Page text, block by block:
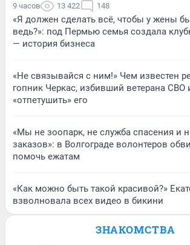
9 часов 13 422 148
«Я должен сделать всё, чтобы у жены
ведь?»: под Пермью семья создала
— история бизнеса
«Не связывайся с ним!» Чем известен
гопник Черкас, избивший ветерана СВО
«отпетушить» его
«Мы не зоопарк, не служба спасения и
заказов»: в Волгограде волонтеров
помочь ежатам
«Как можно быть такой красивой?»
взволновала всех видео в бикини
ЗНАКОМСТВА